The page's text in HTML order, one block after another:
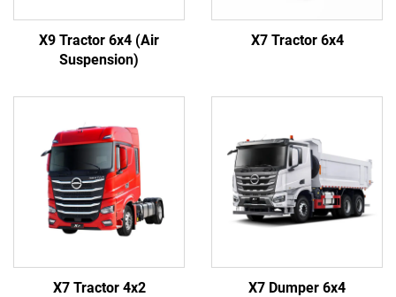
X9 Tractor 6x4 (Air
Suspension)
X7 Tractor 6x4
X7 Tractor 4x2 X7 Dumper 6x4